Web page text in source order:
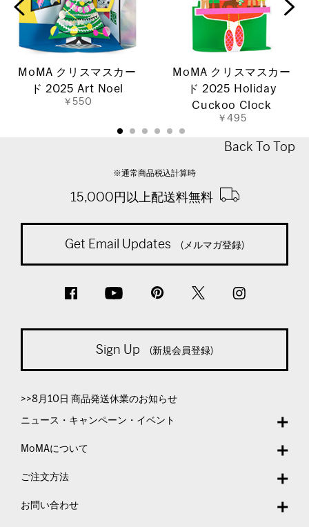
MoMA クリスマスカー
ド 2025 Art Noel
￥550
MoMA クリスマスカー
ド 2025 Holiday
Cuckoo Clock
￥495
Back To Top
※通常商品税込計算時
15,000円以上配送料無料
Get Email Updates (メルマガ登録)
Sign Up (新規会員登録)
>>8月10日 商品発送休業のお知らせ
ニュース・キャンペーン・イベント
MoMAについて
ご注文方法
お問い合わせ